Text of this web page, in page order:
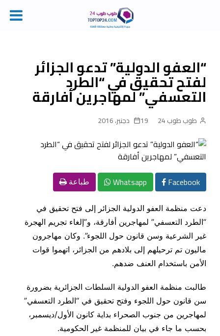
content“العفو الدولية” تدعو الجزائر
لفتح تحقيق في “الطرد
التعسفي” لمهاجرين أفارقة
طوب طوب 24 19 دجنبر، 2016
Facebook
Whatsapp طباعة
دعت منظمة العفو الدولية الجزائر إلى فتح تحقيق في
“الطرد التعسفي” لمهاجرين أفارقة، و”إلغاء تجريم الهجرة
غير الشرعية وسن قانون حول اللجوء”. وكان مهاجرون
ماليون تم ترحيلهم إلى بلادهم من الجزائر، اتهموا قوات
الأمن باستخدام العنف ضدهم.
طالبت منظمة العفو الدولية السلطات الجزائرية بضرورة
سن قانون حول اللجوء وفتح تحقيق في “الطرد التعسفي”
لمهاجرين من جنوب الصحراء بداية كانون الأول/ديسمبر،
بحسب ما جاء في بيان للمنظمة غير الحكومية.